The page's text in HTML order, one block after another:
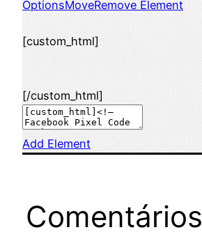
OptionsMoveRemove Element
[custom_html]
[/custom_html]
Add Element
Comentários